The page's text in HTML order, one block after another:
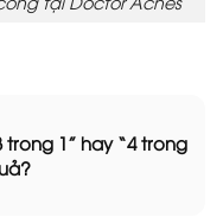
1” hay “4 trong